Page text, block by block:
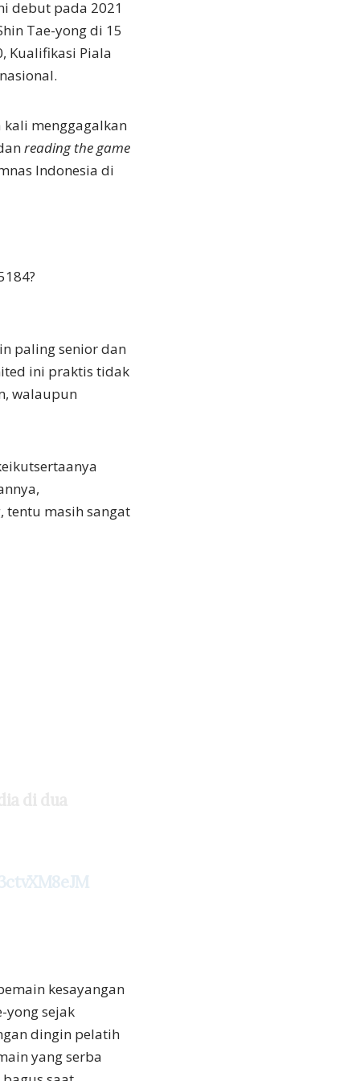
debut pada 2021
Tae-yong di 15
Kualifikasi Piala
menggagalkan
reading the game
Indonesia di
paling senior dan
ini praktis tidak
walaupun
tentu masih sangat
kesayangan
yong sejak
dingin pelatih
yang serba